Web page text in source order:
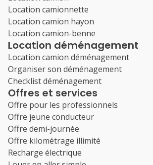
Location camionnette
Location camion hayon
Location camion-benne
Location déménagement
Location camion déménagement
Organiser son déménagement
Checklist déménagement
Offres et services
Offre pour les professionnels
Offre jeune conducteur
Offre demi-journée
Offre kilométrage illimité
Recharge électrique